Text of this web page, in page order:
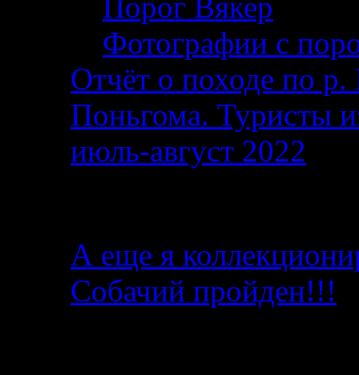
Фотографии с
Отчёт о походе по р.
Поньгома. Туристы
июль-август 2022
А еще я
Собачий пройден!!!